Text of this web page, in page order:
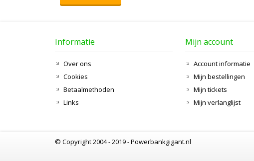
Informatie
Over ons
Cookies
Betaalmethoden
Links
Mijn account
Account informatie
Mijn bestellingen
Mijn tickets
Mijn verlanglijst
© Copyright 2004 - 2019 - Powerbankgigant.nl